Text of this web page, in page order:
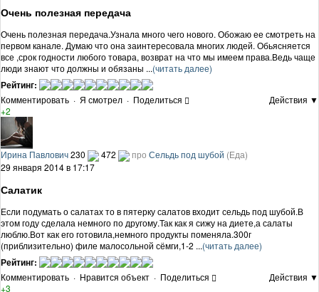
Очень полезная передача
Очень полезная передача.Узнала много чего нового. Обожаю ее смотреть на
первом канале. Думаю что она заинтересовала многих людей. Обьясняется
все ,срок годности любого товара, возврат на что мы имеем права.Ведь чаще
люди знают что должны и обязаны ...(читать далее)
Рейтинг:
Комментировать · Я смотрел · Поделиться
Действия ▼
+2
Ирина Павлович230 472 про Сельдь под шубой (Еда)
29 января 2014 в 17:17
Салатик
Если подумать о салатах то в пятерку салатов входит сельдь под шубой.В
этом году сделала немного по другому.Так как я сижу на диете,а салаты
люблю.Вот как его готовила,немного продукты поменяла.300г
(приблизительно) филе малосольной сёмги,1-2 ...(читать далее)
Рейтинг:
Комментировать · Нравится объект · Поделиться
Действия ▼
+3